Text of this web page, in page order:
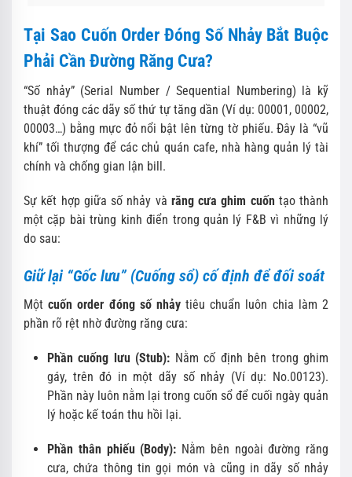
Tại Sao Cuốn Order Đóng Số Nhảy Bắt Buộc
Phải Cần Đường Răng Cưa?
“Số nhảy” (Serial Number / Sequential Numbering) là kỹ
thuật đóng các dãy số thứ tự tăng dần (Ví dụ: 00001, 00002,
00003…) bằng mực đỏ nổi bật lên từng tờ phiếu. Đây là “vũ
khí” tối thượng để các chủ quán cafe, nhà hàng quản lý tài
chính và chống gian lận bill.
Sự kết hợp giữa số nhảy và răng cưa ghim cuốn tạo thành
một cặp bài trùng kinh điển trong quản lý F&B vì những lý
do sau:
Giữ lại “Gốc lưu” (Cuống sổ) cố định để đối soát
Mộtcuốn order đóng số nhảytiêu chuẩn luôn chia làm 2
phần rõ rệt nhờ đường răng cưa:
Phần cuống lưu (Stub): Nằm cố định bên trong ghim
gáy, trên đó in một dãy số nhảy (Ví dụ: No.00123).
Phần này luôn nằm lại trong cuốn sổ để cuối ngày quản
lý hoặc kế toán thu hồi lại.
Phần thân phiếu (Body): Nằm bên ngoài đường răng
cưa, chứa thông tin gọi món và cũng in dãy số nhảy